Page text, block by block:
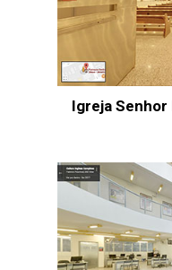
Igreja